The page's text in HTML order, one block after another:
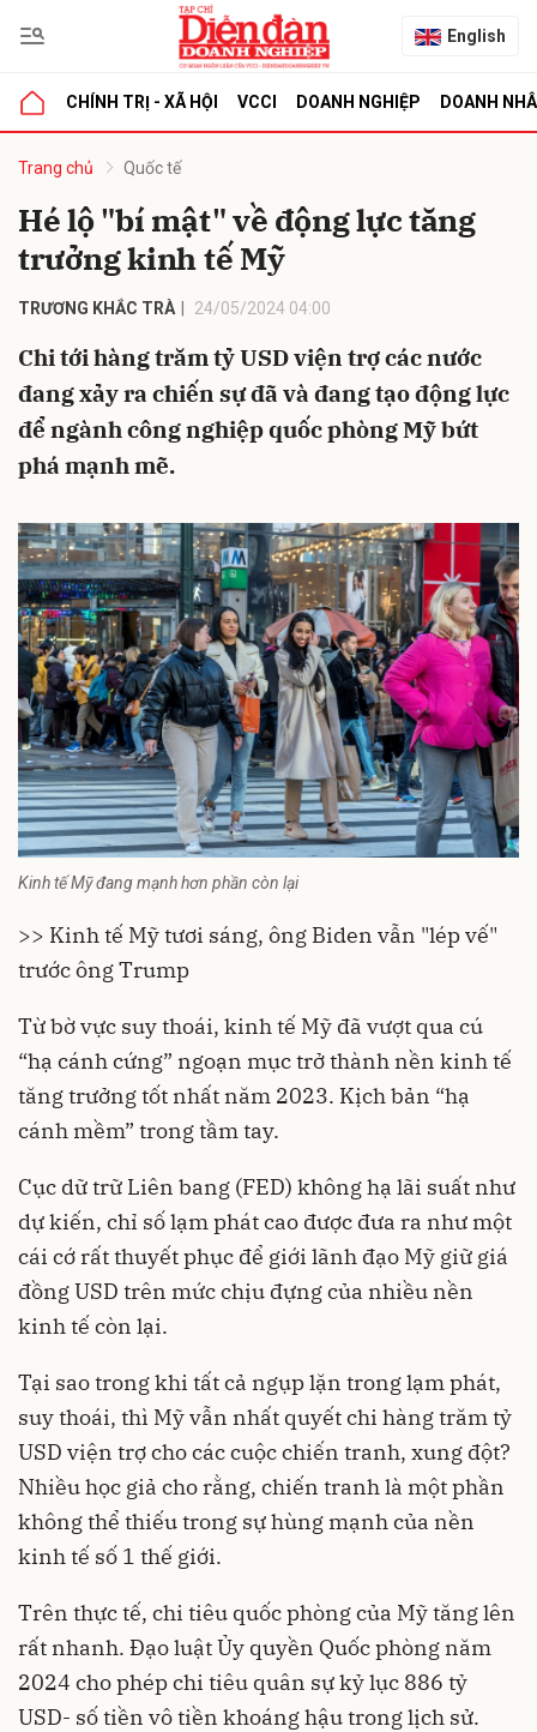
English
CHÍNH TRỊ - XÃ HỘI VCCI DOANH NGHIỆP DOANH
Trang chủ Quốc tế
Hé lộ "bí mật" về động lực tăng
trưởng kinh tế Mỹ
TRƯƠNG KHẮC TRÀ 24/05/2024 04:00
Chi tới hàng trăm tỷ USD viện trợ các nước
đang xảy ra chiến sự đã và đang tạo động lực
để ngành công nghiệp quốc phòng Mỹ bứt
phá mạnh mẽ.
Kinh tế Mỹ đang mạnh hơn phần còn lại
>> Kinh tế Mỹ tươi sáng, ông Biden vẫn "lép vế"
trước ông Trump
Từ bờ vực suy thoái, kinh tế Mỹ đã vượt qua cú
“hạ cánh cứng” ngoạn mục trở thành nền kinh tế
tăng trưởngtốt nhất năm 2023. Kịch bản “hạ
cánh mềm” trong tầm tay.
Cục dữ trữ Liên bang (FED) không hạ lãi suất như
dự kiến, chỉ số lạm phát cao được đưa ra như một
cái cớ rất thuyết phục để giới lãnh đạo Mỹ giữ giá
đồng USD trên mức chịu đựng của nhiều nền
kinh tế còn lại.
Tại sao trong khi tất cả ngụp lặn trong lạm phát,
suy thoái, thì Mỹ vẫn nhất quyết chi hàng trăm tỷ
USD viện trợ cho các cuộc chiến tranh, xung đột?
Nhiều học giả cho rằng, chiến tranh là một phần
không thể thiếu trong sự hùng mạnh của nền
kinh tế số 1 thế giới.
Trên thực tế, chi tiêu quốc phòng của Mỹ tăng lên
rất nhanh. Đạo luật Ủy quyền Quốc phòng năm
2024 cho phép chi tiêu quân sự kỷ lục 886 tỷ
USD- số tiền vô tiền khoáng hậu trong lịch sử.
luận
Hủy